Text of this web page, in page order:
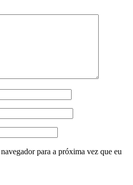
para a próxima vez que eu